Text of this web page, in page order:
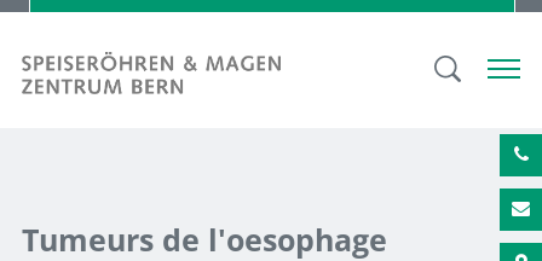
Tumeurs de l'oesophage